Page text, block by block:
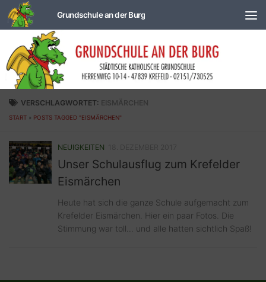
Zum Inhalt springen
VERSCHLAGWORTET: EISMÄRCHEN
START » POSTS TAGGED "EISMÄRCHEN"
NEUIGKEITEN
Unser Schulausflug zum Krefelder
Eismärchen
Heute hat sich die ganze Schule aufgemacht zum
Krefelder Eismärchen. Hier ein paar Fotos. Die
Stimmung war toll… und alle hatten sichtlich Spaß!